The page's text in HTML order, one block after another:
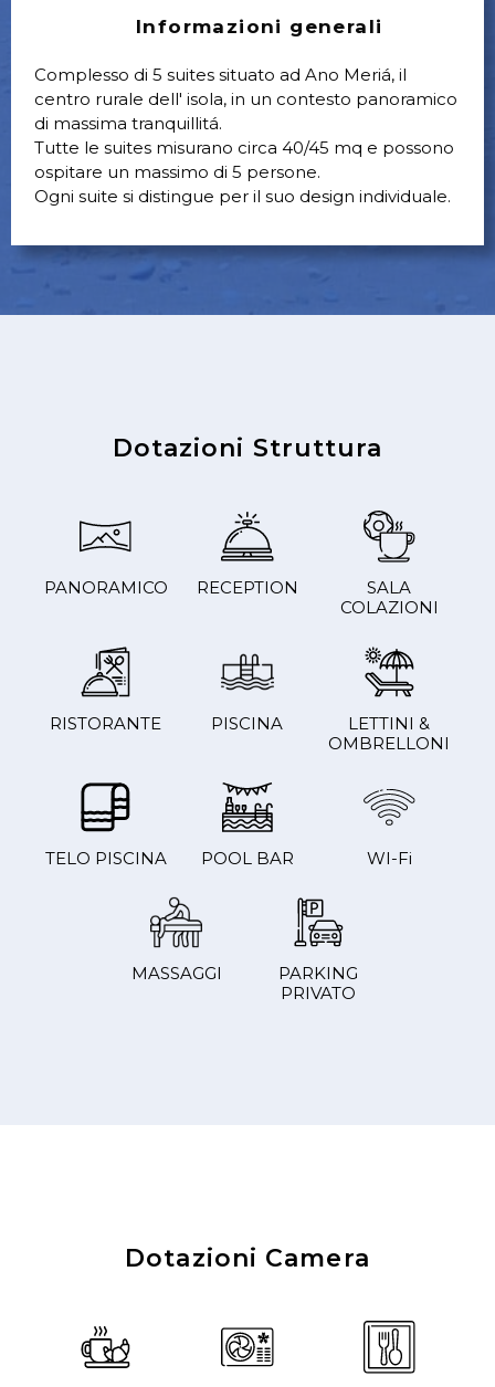
Informazioni generali
Complesso di 5 suites situato ad Ano Meriá, il
centro rurale dell' isola, in un contesto panoramico
di massima tranquillitá.
Tutte le suites misurano circa 40/45 mq e possono
ospitare un massimo di 5 persone.
Ogni suite si distingue per il suo design individuale.
Dotazioni Struttura
PANORAMICO RECEPTION
SALA
COLAZIONI
RISTORANTE PISCINA
LETTINI &
OMBRELLONI
TELO PISCINA POOL BAR WI-Fi
MASSAGGI
PARKING
PRIVATO
Dotazioni Camera